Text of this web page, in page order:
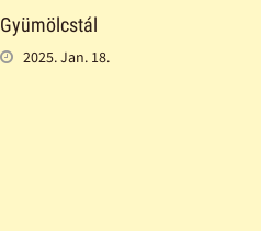
Gyümölcstál
2025. Jan. 18.